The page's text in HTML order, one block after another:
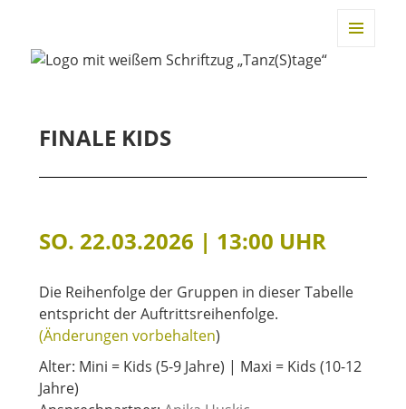
FINALE KIDS
SO. 22.03.2026 | 13:00 UHR
Die Reihenfolge der Gruppen in dieser Tabelle
entspricht der Auftrittsreihenfolge.
(Änderungen vorbehalten)
Alter: Mini = Kids (5-9 Jahre) | Maxi = Kids (10-12
Jahre)